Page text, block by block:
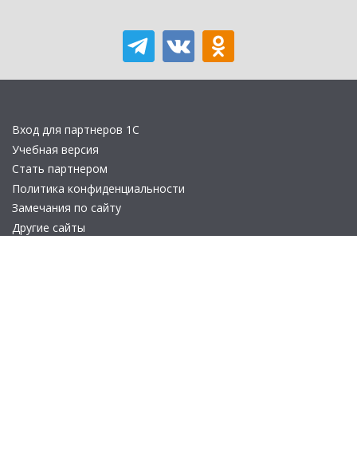
Вход для партнеров 1С
Учебная версия
Стать партнером
Политика конфиденциальности
Замечания по сайту
Другие сайты